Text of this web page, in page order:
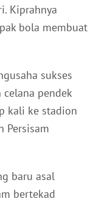
Kiprahnya
bola membuat
sukses
pendek
kali ke stadion
Persisam
baru asal
bertekad